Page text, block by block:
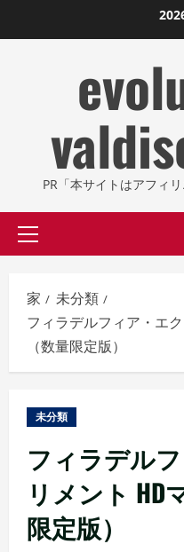
ン
PR「本サイトはアフィ
プ
イ
マ
リ
メ
ニ
ー
家
未分類
フィラデルフィア・エ
（数量限定版）
未分類
フィラデル
リメント HD
限定版）